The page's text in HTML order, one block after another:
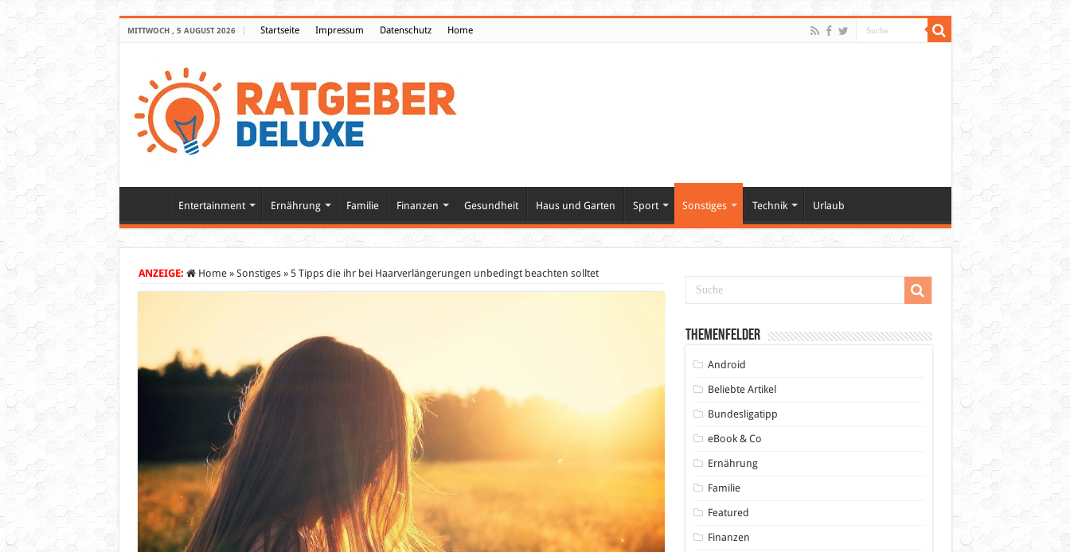
MITTWOCH , 5 AUGUST 2026 Startseite Impressum Datenschutz Home
Entertainment Ernährung Familie Finanzen Gesundheit Haus und Garten Sport Sonstiges Technik Urlaub
ANZEIGE: Home » Sonstiges » 5 Tipps die ihr bei Haarverlängerungen unbedingt beachten solltet
Themenfelder
Android
Beliebte Artikel
Bundesligatipp
eBook & Co
Ernährung
Familie
Featured
Finanzen